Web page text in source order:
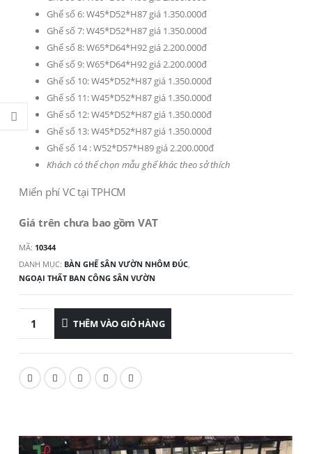
Ghế số 6: W45*D52*H87 giá 1.350.000đ
Ghế số 7: W45*D52*H87 giá 1.350.000đ
Ghế số 8: W65*D64*H92 giá 2.200.000đ
Ghế số 9: W65*D64*H92 giá 2.200.000đ
Ghế số 10: W45*D52*H87 giá 1.350.000đ
Ghế số 11: W45*D52*H87 giá 1.350.000đ
Ghế số 12: W45*D52*H87 giá 1.350.000đ
Ghế số 13: W45*D52*H87 giá 1.350.000đ
Ghế số 14 : W52*D57*H89 giá 2.200.000đ
Khách có thể chọn mẫu ghế khác theo sở thích
Miển phí VC tại TPHCM
Giá trên chưa bao gồm VAT
MÃ: 10344
DANH MỤC: BÀN GHẾ SÂN VƯỜN NHÔM ĐÚC,
NGOẠI THẤT BAN CÔNG SÂN VƯỜN
THÊM VÀO GIỎ HÀNG